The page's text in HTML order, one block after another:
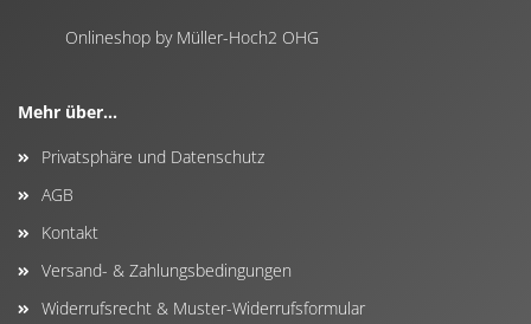
Onlineshop by Müller-Hoch2 OHG
Mehr über...
Privatsphäre und Datenschutz
AGB
Kontakt
Versand- & Zahlungsbedingungen
Widerrufsrecht & Muster-Widerrufsformular